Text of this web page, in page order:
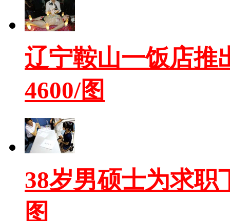
辽宁鞍山一饭店推
4600/图
38岁男硕士为求职
图